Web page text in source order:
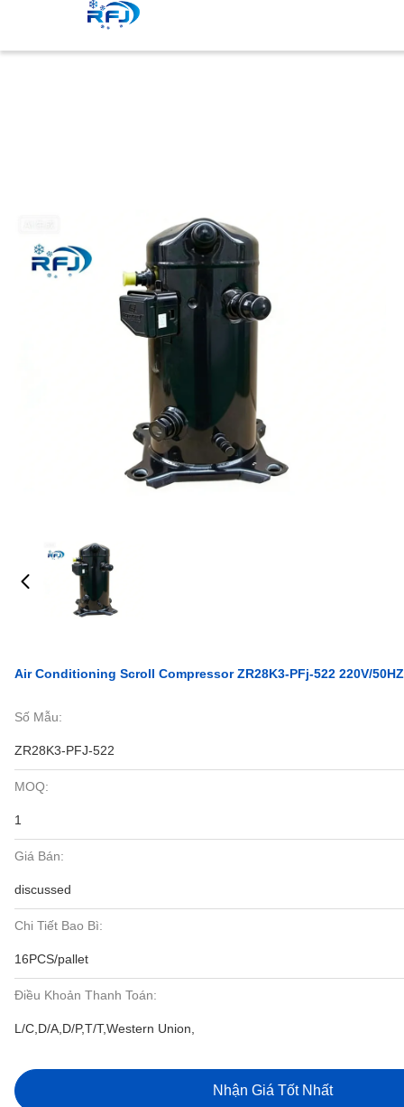
Air Conditioning Scroll Compressor ZR28K3-PFj-522 220V/
Số Mẫu:
ZR28K3-PFJ-522
MOQ:
1
Giá Bán:
discussed
Chi Tiết Bao Bì:
16PCS/pallet
Điều Khoản Thanh Toán:
L/C,D/A,D/P,T/T,Western Union,
Nhận Giá Tốt Nhất